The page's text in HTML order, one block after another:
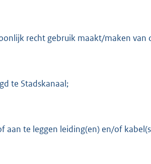
recht gebruik maakt/maken van
te Stadskanaal;
aan te leggen leiding(en) en/of